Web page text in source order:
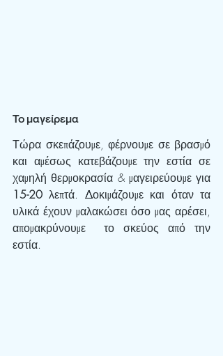
Το μαγείρεμα
Τώρα σκεπάζουμε, φέρνουμε σε βρασμό
και αμέσως κατεβάζουμε την εστία σε
15-20 λεπτά. Δοκιμάζουμε και όταν τα
υλικά έχουν μαλακώσει όσο μας αρέσει,
απομακρύνουμε  το σκεύος από την
εστία.